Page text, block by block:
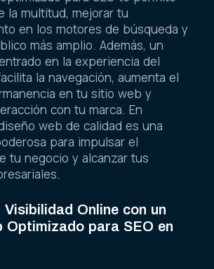
la multitud, mejorar tu
en los motores de búsqueda y
más amplio. Además, un
en la experiencia del
la navegación, aumenta el
en tu sitio web y
con tu marca. En
web de calidad es una
para impulsar el
tu negocio y alcanzar tus
Online con un
Optimizado para SEO en